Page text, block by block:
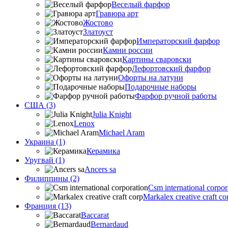
Веселый фарфор
Гравюра арт
Жостово
Златоуст
Императорский фарфор
Камни россии
Картины сваровски
Лефортовский фарфор
Офорты на латуни
Подарочные наборы
Фарфор ручной работы
США (3)
Julia Knight
Lenox
Michael Aram
Украина (1)
Керамика
Уругвай (1)
Ancers sa
Филиппины (2)
Csm international
Markalex creative craft
Франция (13)
Baccarat
Bernardaud